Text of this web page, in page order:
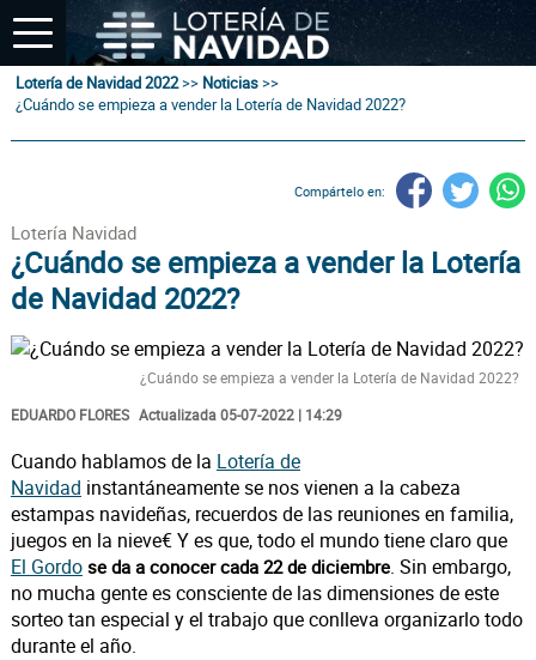
Lotería de Navidad 2022>> Noticias>>
¿Cuándo se empieza a vender la Lotería de Navidad 2022?
Compártelo en:
Lotería Navidad
¿Cuándo se empieza a vender la Lotería
de Navidad 2022?
¿Cuándo se empieza a vender la Lotería de Navidad 2022?
EDUARDO FLORES Actualizada 05-07-2022 | 14:29
Cuando hablamos de la Lotería de
Navidad instantáneamente se nos vienen a la cabeza
estampas navideñas, recuerdos de las reuniones en familia,
juegos en la nieve€ Y es que, todo el mundo tiene claro que
El Gordose da a conocer cada 22 de diciembre. Sin embargo,
no mucha gente es consciente de las dimensiones de este
sorteo tan especial y el trabajo que conlleva organizarlo todo
durante el año.